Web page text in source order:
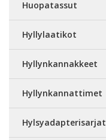
Huopatassut
Hyllylaatikot
Hyllynkannakkeet
Hyllynkannattimet
Hylsyadapterisarjat